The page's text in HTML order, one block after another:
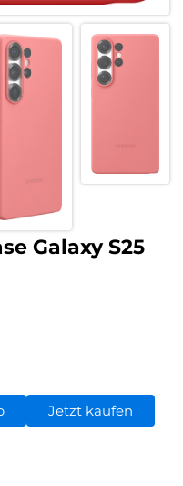
Galaxy S25
Jetzt kaufen